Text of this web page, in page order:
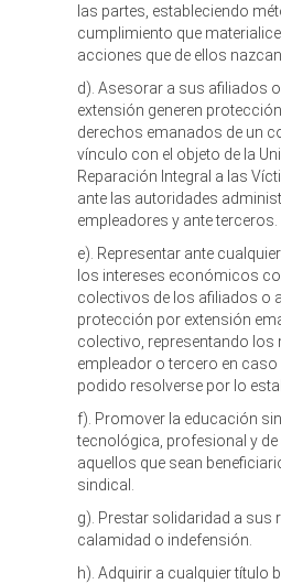
las partes, estableciendo
cumplimiento que
acciones que de ellos nazcan.
d). Asesorar a sus afiliados
extensión generen
derechos emanados de un
vínculo con el objeto de la
Reparación Integral a las
ante las autoridades
empleadores y ante terceros.
e). Representar ante
los intereses económicos
colectivos de los afiliados o
protección por extensión
colectivo, representando los
empleador o tercero en
podido resolverse por lo
f). Promover la educación
tecnológica, profesional y
aquellos que sean
sindical.
g). Prestar solidaridad a sus
calamidad o indefensión.
h). Adquirir a cualquier título